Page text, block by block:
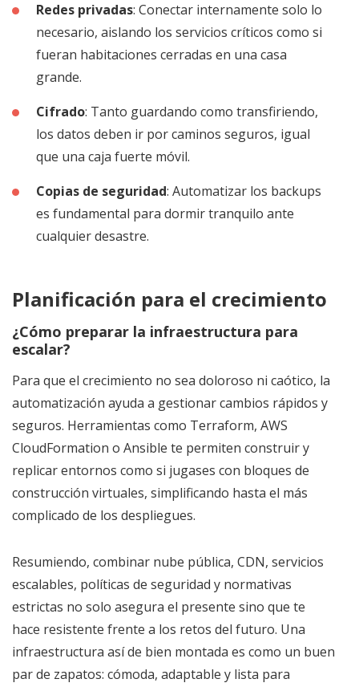
Redes privadas: Conectar internamente solo lo
necesario, aislando los servicios críticos como si
fueran habitaciones cerradas en una casa
grande.
Cifrado: Tanto guardando como transfiriendo,
los datos deben ir por caminos seguros, igual
que una caja fuerte móvil.
Copias de seguridad: Automatizar los backups
es fundamental para dormir tranquilo ante
cualquier desastre.
Planificación para el crecimiento
¿Cómo preparar la infraestructura para
escalar?
Para que el crecimiento no sea doloroso ni caótico, la
automatización ayuda a gestionar cambios rápidos y
seguros. Herramientas como Terraform, AWS
CloudFormation o Ansible te permiten construir y
replicar entornos como si jugases con bloques de
construcción virtuales, simplificando hasta el más
complicado de los despliegues.
Resumiendo, combinar nube pública, CDN, servicios
escalables, políticas de seguridad y normativas
estrictas no solo asegura el presente sino que te
hace resistente frente a los retos del futuro. Una
infraestructura así de bien montada es como un buen
par de zapatos: cómoda, adaptable y lista para